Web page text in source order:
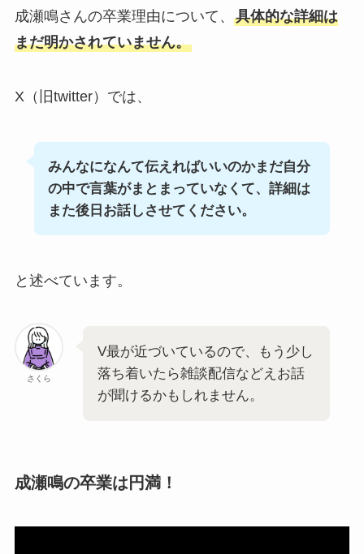
成瀬鳴さんの卒業理由について、 具体的な詳細は
まだ明かされていません。
X（旧twitter）では、
みんなになんて伝えればいいのかまだ自分
の中で言葉がまとまっていなくて、詳細は
また後日お話しさせてください。
と述べています。
さくら
V最が近づいているので、もう少し
落ち着いたら雑談配信などえお話
が聞けるかもしれません。
成瀬鳴の卒業は円満！